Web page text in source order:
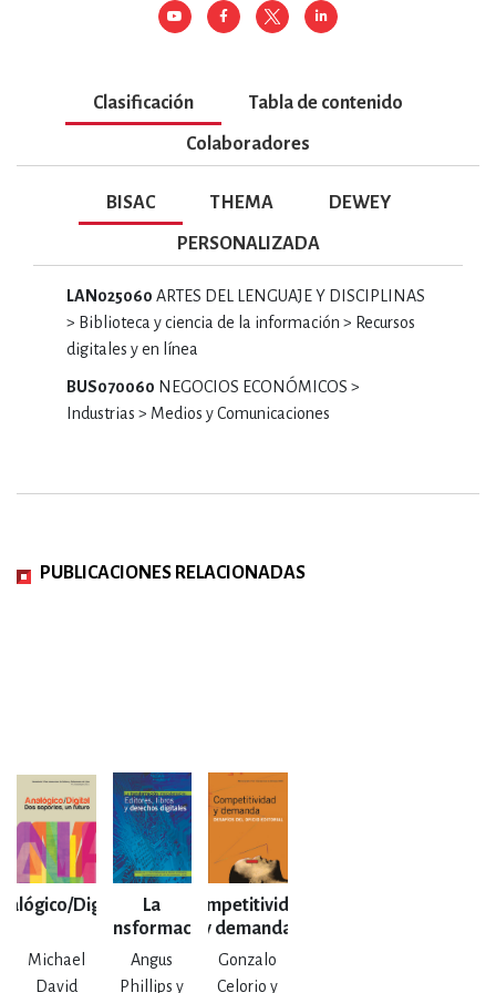
Clasificación Tabla de contenido
Colaboradores
BISAC THEMA DEWEY
PERSONALIZADA
LAN025060 ARTES DEL LENGUAJE Y DISCIPLINAS
> Biblioteca y ciencia de la información > Recursos
digitales y en línea
BUS070060 NEGOCIOS ECONÓMICOS >
Industrias > Medios y Comunicaciones
PUBLICACIONES RELACIONADAS
Digital
Michael
David
La
transformación
impostergable:
editores, libros
Angus
Phillips y
Competitividad
y demanda
Gonzalo
Celorio y